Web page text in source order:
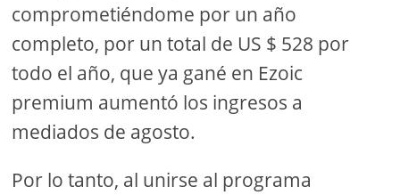
comprometiéndome por un año
completo, por un total de US $ 528 por
todo el año, que ya gané en Ezoic
premium aumentó los ingresos a
mediados de agosto.
Por lo tanto, al unirse al programa